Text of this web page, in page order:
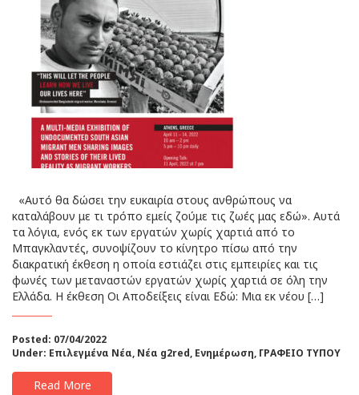
«Αυτό θα δώσει την ευκαιρία στους ανθρώπους να
καταλάβουν με τι τρόπο εμείς ζούμε τις ζωές μας εδώ». Αυτά
τα λόγια, ενός εκ των εργατών χωρίς χαρτιά από το
Μπαγκλαντές, συνοψίζουν το κίνητρο πίσω από την
διακρατική έκθεση η οποία εστιάζει στις εμπειρίες και τις
φωνές των μεταναστών εργατών χωρίς χαρτιά σε όλη την
Ελλάδα. Η έκθεση Οι Αποδείξεις είναι Εδώ: Μια εκ νέου […]
Posted: 07/04/2022
Under: Επιλεγμένα Νέα, Νέα g2red, Ενημέρωση, ΓΡΑΦΕΙΟ ΤΥΠΟΥ
Read More